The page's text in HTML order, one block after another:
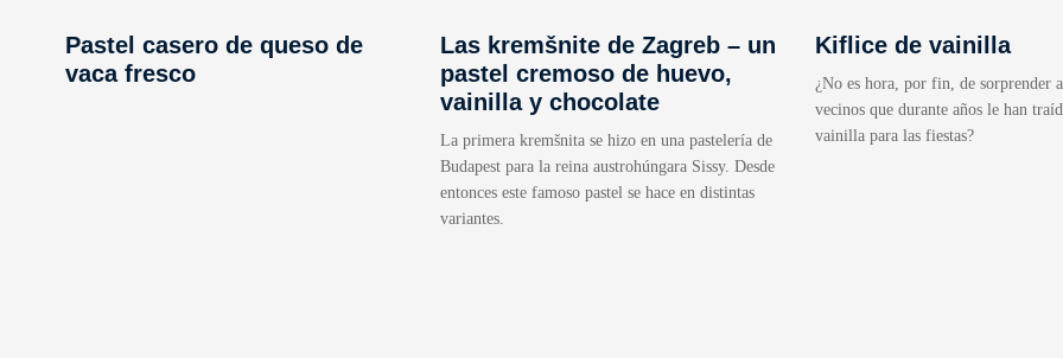
Pastel casero de queso de
vaca fresco
Las kremšnite de Zagreb – un
pastel cremoso de huevo,
vainilla y chocolate
La primera kremšnita se hizo en una pastelería de
Budapest para la reina austrohúngara Sissy. Desde
entonces este famoso pastel se hace en distintas
variantes.
Kiflice de vainilla
¿No es hora, por fin, de sorprender
vecinos que durante años le han
vainilla para las fiestas?